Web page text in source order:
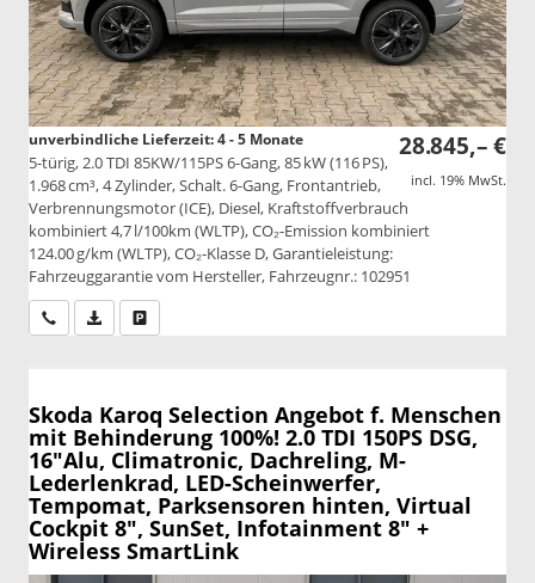
28.845,– €
incl. 19% MwSt.
unverbindliche Lieferzeit: 4 - 5 Monate
5-türig, 2.0 TDI 85KW/115PS 6-Gang, 85 kW (116 PS),
1.968 cm³, 4 Zylinder, Schalt. 6-Gang, Frontantrieb,
Verbrennungsmotor (ICE), Diesel, Kraftstoffverbrauch
kombiniert 4,7 l/100km (WLTP), CO₂-Emission kombiniert
124.00 g/km (WLTP), CO₂-Klasse D, Garantieleistung:
Fahrzeuggarantie vom Hersteller, Fahrzeugnr.: 102951
Wir rufen Sie anPDF-Datei, Fahrzeugexposé drucken
Skoda Karoq Selection Angebot f. Menschen
mit Behinderung 100%! 2.0 TDI 150PS DSG,
16"Alu, Climatronic, Dachreling, M-
Lederlenkrad, LED-Scheinwerfer,
Tempomat, Parksensoren hinten, Virtual
Cockpit 8", SunSet, Infotainment 8" +
Wireless SmartLink